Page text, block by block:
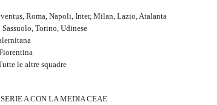
Roma, Napoli, Inter, Milan, Lazio, Atalanta
Sassuolo, Torino, Udinese
le altre squadre
A CON LA MEDIA CEAE